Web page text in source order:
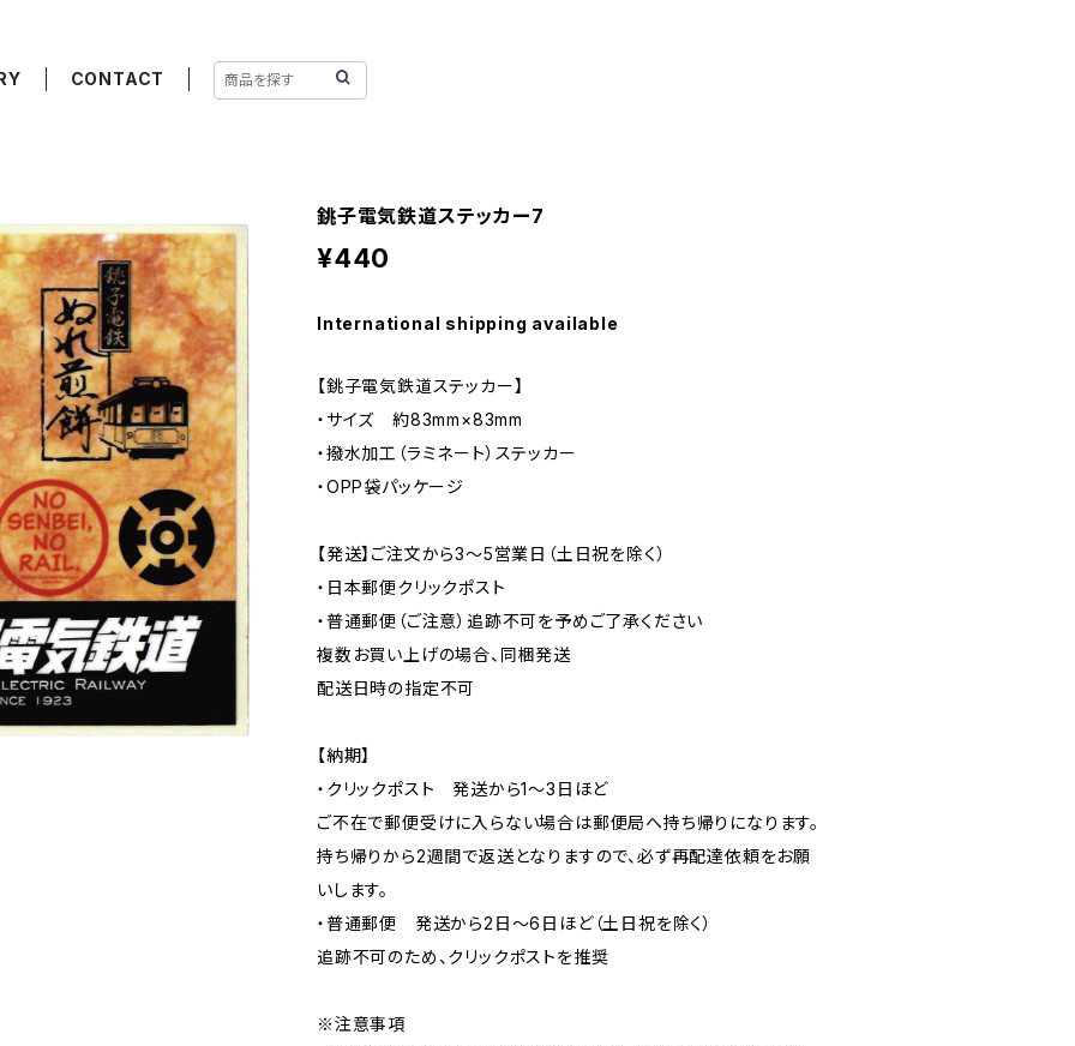
CONTACT
銚子電気鉄道ステッカー7
¥440
International shipping available
【銚子電気鉄道ステッカー】
・サイズ 約83mm×83mm
・撥水加工（ラミネート）ステッカー
・OPP袋パッケージ
【発送】ご注文から3〜5営業日（土日祝を除く）
・日本郵便クリックポスト
・普通郵便（ご注意）追跡不可を予めご了承ください
複数お買い上げの場合、同梱発送
配送日時の指定不可
【納期】
・クリックポスト 発送から1〜3日ほど
ご不在で郵便受けに入らない場合は郵便局へ持ち帰りになります。
持ち帰りから2週間で返送となりますので、必ず再配達依頼をお願
いします。
・普通郵便 発送から2日〜6日ほど（土日祝を除く）
追跡不可のため、クリックポストを推奨
※注意事項